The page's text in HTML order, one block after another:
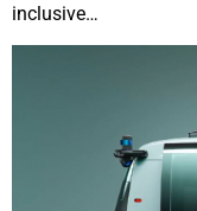
inclusive…